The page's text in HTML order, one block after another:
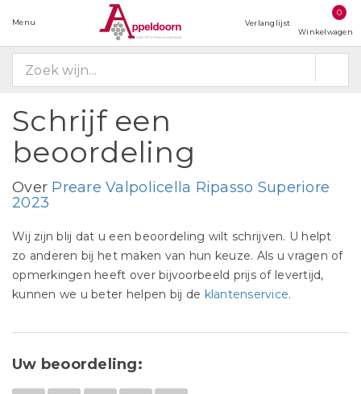
Menu Verlanglijst
0
Winkelwagen
Schrijf een
beoordeling
Over Preare Valpolicella Ripasso Superiore
2023
Wij zijn blij dat u een beoordeling wilt schrijven. U helpt
zo anderen bij het maken van hun keuze. Als u vragen of
opmerkingen heeft over bijvoorbeeld prijs of levertijd,
kunnen we u beter helpen bij de klantenservice.
Uw beoordeling: